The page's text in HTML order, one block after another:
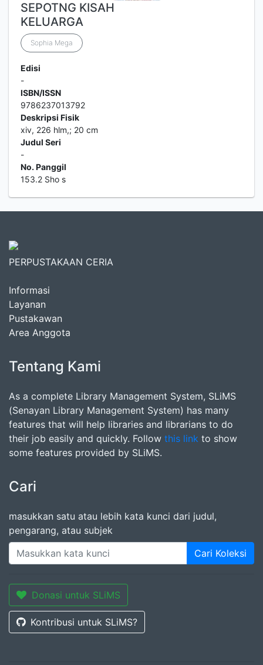
SEPOTNG KISAH
KELUARGA
Sophia Mega
Edisi
-
ISBN/ISSN
9786237013792
Deskripsi Fisik
xiv, 226 hlm,; 20 cm
Judul Seri
-
No. Panggil
153.2 Sho s
PERPUSTAKAAN CERIA
Informasi
Layanan
Pustakawan
Area Anggota
Tentang Kami
As a complete Library Management System, SLiMS
(Senayan Library Management System) has many
features that will help libraries and librarians to do
their job easily and quickly. Follow this link to show
some features provided by SLiMS.
Cari
masukkan satu atau lebih kata kunci dari judul,
pengarang, atau subjek
Cari Koleksi
Donasi untuk SLiMS
Kontribusi untuk SLiMS?